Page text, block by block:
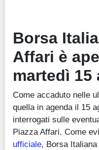
Borsa
Affari è
martedì 15
Come accaduto nelle
quella in agenda il 15
interrogati sulle
Piazza Affari. Come
ufficiale, Borsa